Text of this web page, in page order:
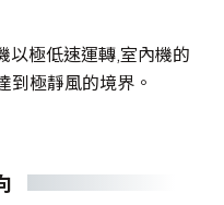
以極低速運轉,室內機的
到極靜風的境界。